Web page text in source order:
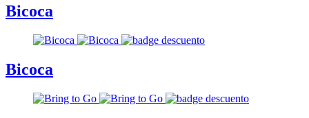
Bicoca
Bicoca